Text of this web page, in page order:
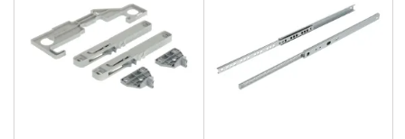
aby zvládal dlhodobé a...
do 55 mm použiteľná pre...